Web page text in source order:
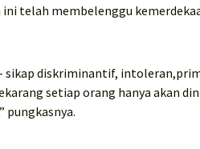
telah membelenggu
sikap diskriminantif,
setiap orang hanya akan
pungkasnya.